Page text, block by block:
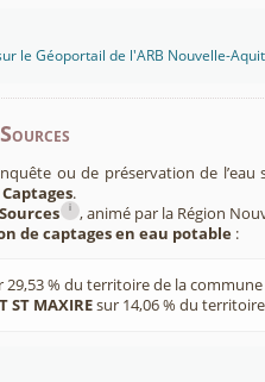
le Géoportail de l'ARB Nouvelle-
ou de préservation de
.
i
, animé par la Région
de captages en eau potable:
29,53 % du territoire de la
ST MAXIREsur 14,06 % du